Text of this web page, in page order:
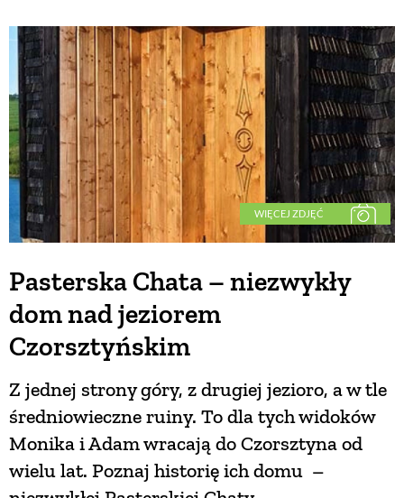
WIĘCEJ ZDJĘĆ
Pasterska Chata – niezwykły
dom nad jeziorem
Czorsztyńskim
Z jednej strony góry, z drugiej jezioro, a w tle
średniowieczne ruiny. To dla tych widoków
Monika i Adam wracają do Czorsztyna od
wielu lat. Poznaj historię ich domu –